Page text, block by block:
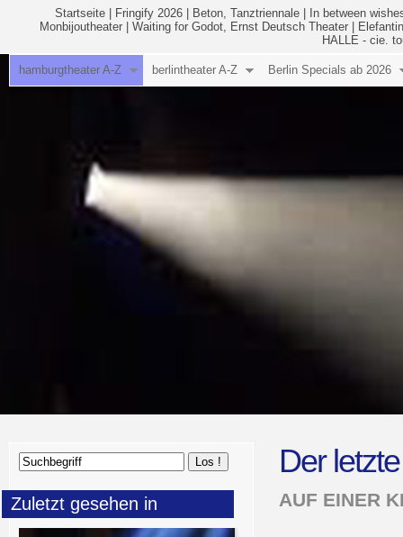
Startseite Fringify 2026 Beton, Tanztriennale
In between
Monbijoutheater
Waiting for Godot, Ernst Deutsch Theater
HALLE - cie.
hamburgtheater A-Z berlintheater A-Z Berlin Specials ab 2026
Der
AUF EINER
Zuletzt gesehen in